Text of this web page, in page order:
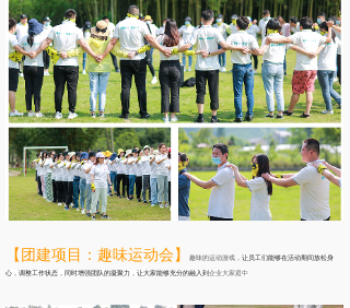
【 团建项目： 趣味运动会】 趣味的运动游戏， 让员工们能够在活动期间放松身
心，调整工作状态，同时增强团队的凝聚力，让大家能够充分的融入到企业大家庭中